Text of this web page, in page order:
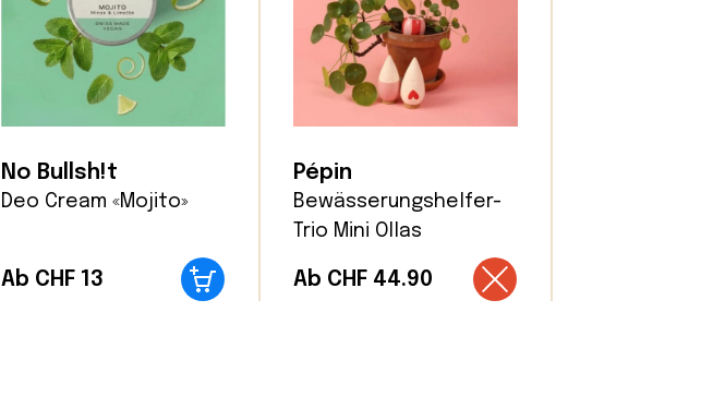
No Bullsh!t
Deo Cream «Mojito»
Ab CHF 13
Pépin
Bewässerungshelfer-
Trio Mini Ollas
Ab CHF 44.90